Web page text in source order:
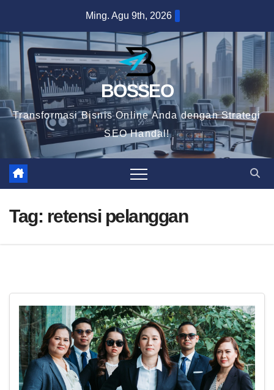
content
Ming. Agu 9th, 2026
BOSSEO
Transformasi Bisnis Online Anda dengan Strategi
SEO Handal!
Tag: retensi pelanggan